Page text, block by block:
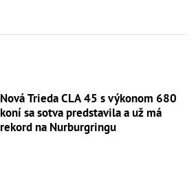
Nová Trieda CLA 45 s výkonom 680
koní sa sotva predstavila a už má
rekord na Nurburgringu